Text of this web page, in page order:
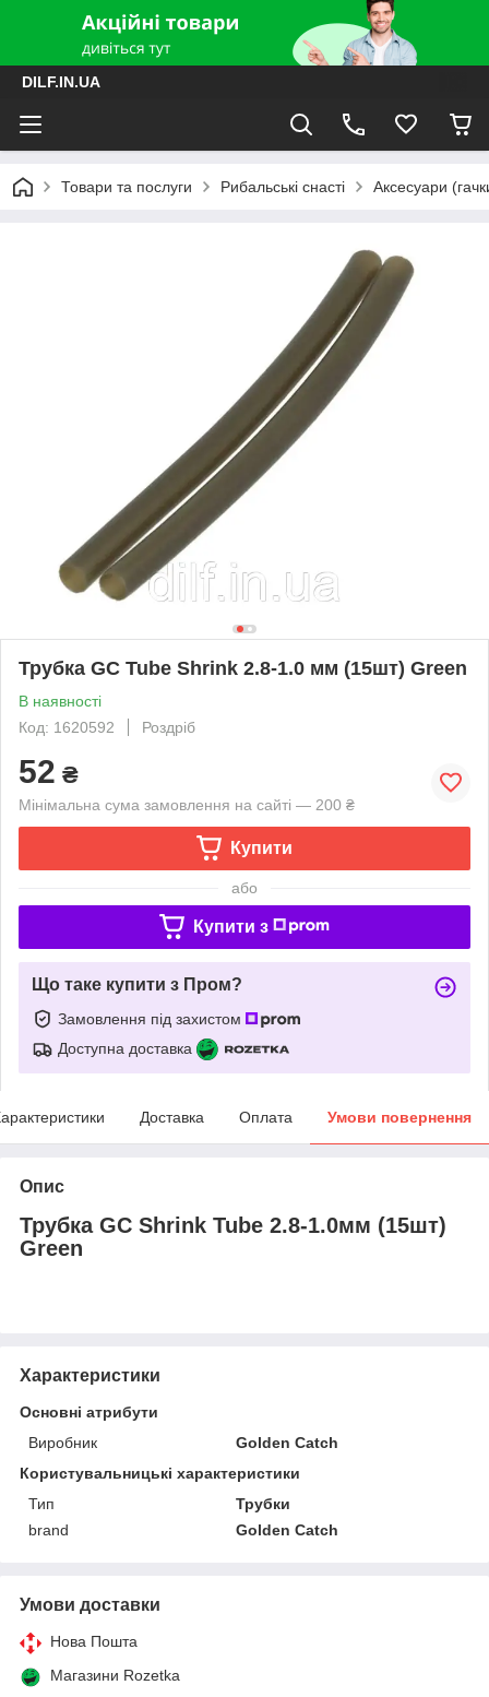
DILF.IN.UA
Товари та послуги Рибальські снасті Аксесуари
Трубка GC Tube Shrink 2.8-1.0 мм (15шт) Green
В наявності
Код: 1620592
Роздріб
52 ₴
Мінімальна сума замовлення на сайті — 200 ₴
Купити
або
Купити з
Що таке купити з Пром?
Замовлення під захистом
Доступна доставка
Доставка Оплата Умови повернення
Опис
Трубка GC Shrink Tube 2.8-1.0мм (15шт)
Green
Характеристики
Основні атрибути
Виробник
Golden Catch
Користувальницькі характеристики
Тип
Трубки
brand
Golden Catch
Умови доставки
Нова Пошта
Магазини Rozetka